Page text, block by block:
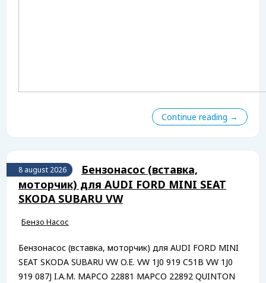
Continue reading →
8 august 2026
Бензонасос (вставка,
моторчик) для AUDI FORD MINI SEAT
SKODA SUBARU VW
Бензо Насос
Бензонасос (вставка, моторчик) для AUDI FORD MINI
SEAT SKODA SUBARU VW O.E. VW 1J0 919 C51B VW 1J0
919 087J I.A.M. MAPCO 22881 MAPCO 22892 QUINTON